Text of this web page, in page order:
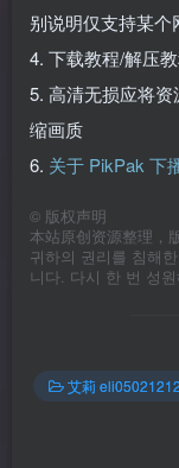
别说明仅支持某个
4. 下载教程/解压
5. 高清无损应将
缩画质
6. 关于 PikPak 下
© 版权声明
本站原创资源整理，
귀하의 권리를 침해
니다. 다시 한 번 성
艾莉 eli05021212